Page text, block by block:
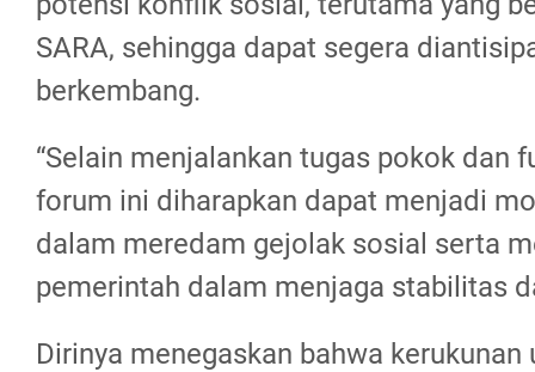
SARA, sehingga dapat segera
berkembang.
“Selain menjalankan tugas pokok dan
forum ini diharapkan dapat menjadi
dalam meredam gejolak sosial serta
pemerintah dalam menjaga stabilitas
Dirinya menegaskan bahwa